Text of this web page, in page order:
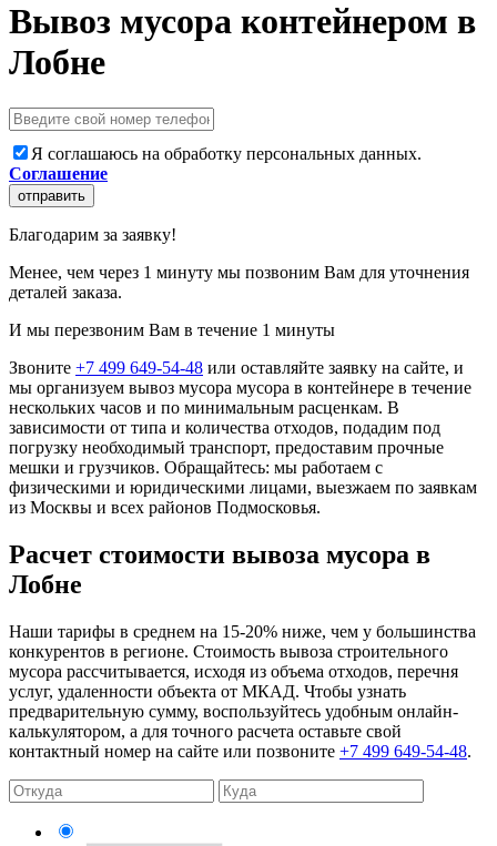
Вывоз мусора контейнером в
Лобне
Я соглашаюсь на обработку персональных данных.
Соглашение
отправить
Благодарим за заявку!
Менее, чем через 1 минуту мы позвоним Вам для уточнения
деталей заказа.
И мы перезвоним Вам в течение 1 минуты
Звоните +7 499 649-54-48 или оставляйте заявку на сайте, и
мы организуем вывоз мусора мусора в контейнере в течение
нескольких часов и по минимальным расценкам. В
зависимости от типа и количества отходов, подадим под
погрузку необходимый транспорт, предоставим прочные
мешки и грузчиков. Обращайтесь: мы работаем с
физическими и юридическими лицами, выезжаем по заявкам
из Москвы и всех районов Подмосковья.
Расчет стоимости вывоза мусора в
Лобне
Наши тарифы в среднем на 15-20% ниже, чем у большинства
конкурентов в регионе. Стоимость вывоза строительного
мусора рассчитывается, исходя из объема отходов, перечня
услуг, удаленности объекта от МКАД. Чтобы узнать
предварительную сумму, воспользуйтесь удобным онлайн-
калькулятором, а для точного расчета оставьте свой
контактный номер на сайте или позвоните +7 499 649-54-48.